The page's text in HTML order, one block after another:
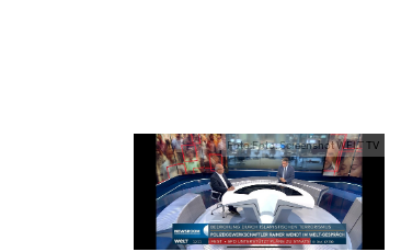
Foto:Foto: Screenshot WELT TV